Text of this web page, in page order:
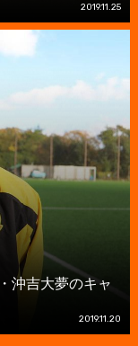
2019.11.25
沖吉大夢のキャ
2019.11.20